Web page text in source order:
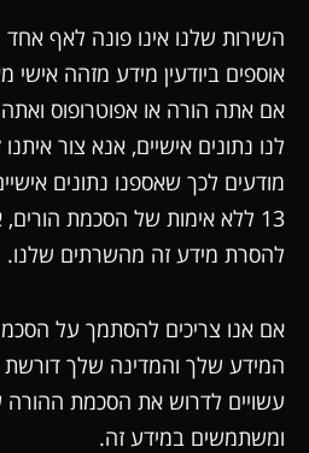
אם אתה הורה או אפוטרופוס
לנו נתונים אישיים, אנא צור
מודעים לכך שאספנו נתונים
13 ללא אימות של הסכמת
להסרת מידע זה מהשרתים שלנו.
אם אנו צריכים להסתמך על
המידע שלך והמדינה שלך
עשויים לדרוש את הסכמת ההורה
ומשתמשים במידע זה.